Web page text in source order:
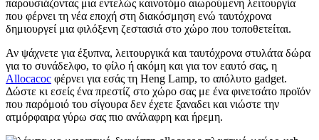
παρουσιάζοντας μια εντελώς καινοτόμο αιωρούμενη λειτουργία
που φέρνει τη νέα εποχή στη διακόσμηση ενώ ταυτόχρονα
δημιουργεί μια φιλόξενη ζεστασιά στο χώρο που τοποθετείται.
Αν ψάχνετε για έξυπνα, λειτουργικά και ταυτόχρονα στυλάτα δώρα
για το συνάδελφο, το φίλο ή ακόμη και για τον εαυτό σας, η
Allocacoc φέρνει για εσάς τη Heng Lamp, το απόλυτο gadget.
Δώστε κι εσείς ένα πρεστίζ στο χώρο σας με ένα φινετσάτο προϊόν
που παρόμοιό του σίγουρα δεν έχετε ξαναδει και νιώστε την
ατμόρφαιρα γύρω σας πιο ανάλαφρη και ήρεμη.